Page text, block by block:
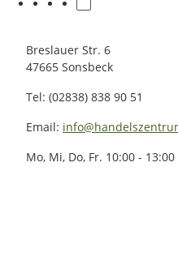
Breslauer Str. 6
47665 Sonsbeck
Tel: (02838) 838 90 51
Email:
Mo, Mi, Do, Fr. 10:00 -